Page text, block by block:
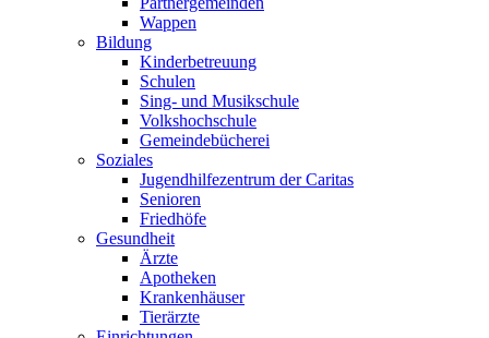
Wappen
Bildung
Kinderbetreuung
Schulen
Sing- und Musikschule
Volkshochschule
Gemeindebücherei
Soziales
Jugendhilfezentrum der Caritas
Senioren
Friedhöfe
Gesundheit
Ärzte
Apotheken
Krankenhäuser
Tierärzte